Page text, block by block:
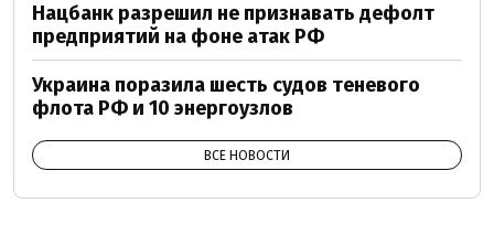
Нацбанк разрешил не признавать дефолт
предприятий на фоне атак РФ
Украина поразила шесть судов теневого
флота РФ и 10 энергоузлов
ВСЕ НОВОСТИ